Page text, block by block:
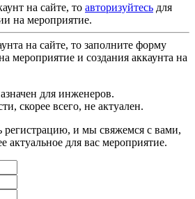
на сайте, то авторизуйтесь для
на мероприятие.
на сайте, то заполните форму
мероприятие и создания аккаунта на
для инженеров.
скорее всего, не актуален.
и мы свяжемся с вами,
актуальное для вас мероприятие.